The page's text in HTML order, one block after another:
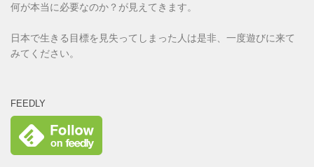
何が本当に必要なのか？が見えてきます。
日本で生きる目標を見失ってしまった人は是非、一度遊びに来て
みてください。
FEEDLY